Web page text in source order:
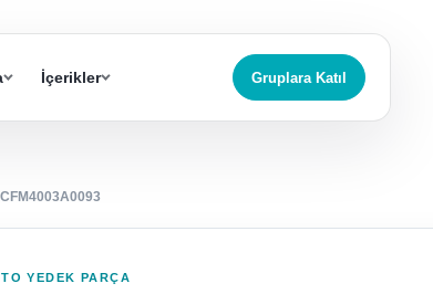
İçerikler Gruplara Katıl
YEDEK PARÇA